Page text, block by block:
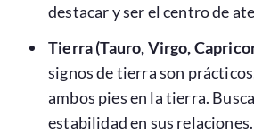
destacar y ser el centro de
Tierra (Tauro, Virgo,
signos de tierra son
ambos pies en la tierra.
estabilidad en sus relaciones.